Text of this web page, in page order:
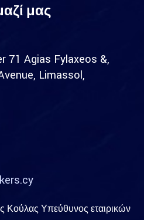
μας
71 Agias Fylaxeos &,
Limassol,
Κούλας Υπεύθυνος εταιρικών